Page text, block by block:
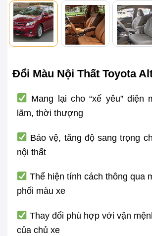
Đổi Màu Nội Thất Toyota
Mang lại cho “xế yêu” diện
lãm, thời thượng
Bảo vệ, tăng độ sang trọng
nội thất
Thể hiện tính cách thông qua
phối màu xe
Thay đổi phù hợp với vận
của chủ xe